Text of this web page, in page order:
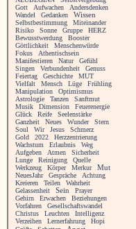
Gott
Aufwachen
Andersdenken
Wandel
Gedanken
Wissen
Selbstbestimmung
Miteinander
Risiko
Sonne Gruppe
HERZ
Bewusstwerdung
Booster
Göttlichkeit
Menschenwürde
Fokus
Athentischsein
Manifestieren
Natur
Gefühl
Singen
Verbundenheit
Genuss
Feiertag
Geschichte
MUT
Vielfalt
Mensch Lüge
Frühling
Manipulation
Optimismus
Astrologie
Tanzen
Sanftmut
Musik
Dimension
Feuerenergie
Glück
Reife
Seelenstärke
Ganzheit
Neues Wunder
Stern
Soul
Wir Jesus
Schmerz
Gold
2022
Herzzentrierung
Wachstum
Erlaubnis
Weg
Aufgeben
Atmen
Sicherheit
Lunge
Reinigung
Quelle
Werkzeug
Körper Merkur
Mut
NeuesJahr
Gespräche
Achtung
Kreieren
Teilen
Wahrheit
Gelassenheit
Sein
Prayer
Gehirn
Erwachen
Beziehungen
Vorfahren
Gesellschaftswandel
Christus
Leuchten
Intelligenz
Verzeihen
Lernerfahrung
Hopi